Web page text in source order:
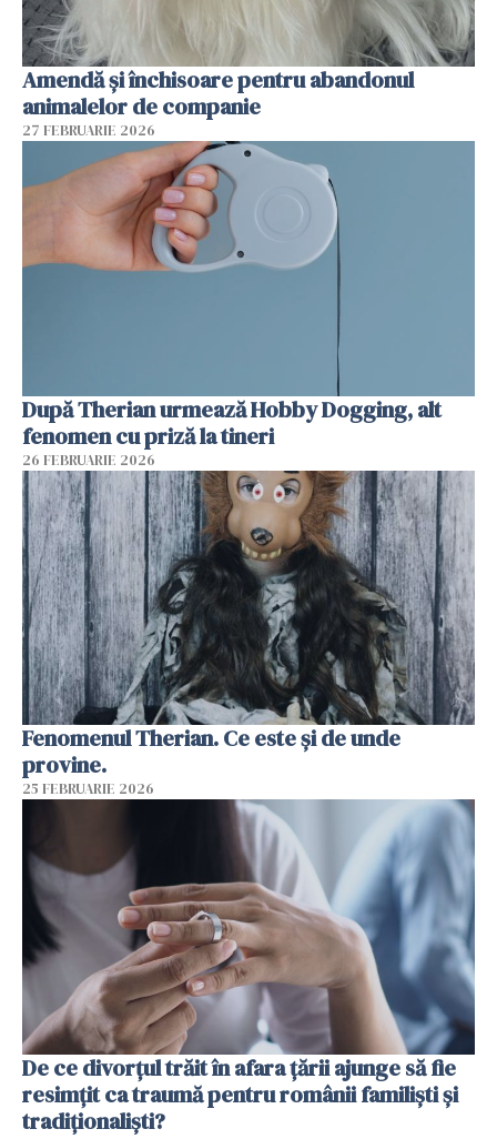
Amendă și închisoare pentru abandonul
animalelor de companie
27 FEBRUARIE 2026
După Therian urmează Hobby Dogging, alt
fenomen cu priză la tineri
26 FEBRUARIE 2026
Fenomenul Therian. Ce este și de unde
provine.
25 FEBRUARIE 2026
De ce divorțul trăit în afara țării ajunge să fie
resimțit ca traumă pentru românii familiști și
tradiționaliști?